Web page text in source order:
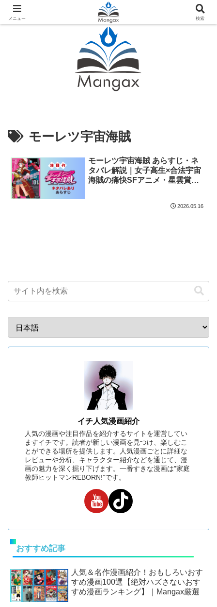
人気おすすめ漫画紹介ならMangax（マンガックス）
モーレツ宇宙海賊
モーレツ宇宙海賊 あらすじ・ネ
タバレ解説｜女子高生×合法宇宙
海賊の痛快SFアニメ・星雲賞受
2026.05.16
イチ人気漫画紹介
人気の漫画や注目作品を紹介するサイトを運営してい
ますイチです。読者が新しい漫画を見つけ、楽しむこ
とができる場所を提供します。人気漫画ごとに詳細な
レビューや分析、キャラクター紹介などを通じて、漫
画の魅力を深く掘り下げます。一番すきな漫画は”家庭
教師ヒットマンREBORN!”です。
おすすめ記事
人気＆名作漫画紹介！おもしろいおす
すめ漫画100選【絶対ハズさないおす
すめ漫画ランキング】｜Mangax厳選
メニュー 検索